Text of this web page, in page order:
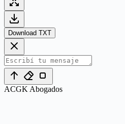
Download TXT
ACGK Abogados